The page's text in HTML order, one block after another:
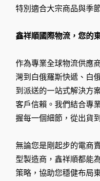
特別適合大宗商品與季
鑫祥順國際物流，您的
作為專業全球物流供應
灣到白俄羅斯快遞、白
到派送的一站式解決方
客戶信賴。我們結合專
握每一個細節，從出貨
無論您是剛起步的電商
型製造商，鑫祥順都能
策略，協助您穩健布局